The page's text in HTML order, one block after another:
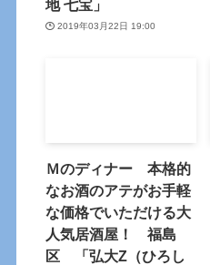
地 七宝」
2019年03月22日 19:00
Ｍのディナー 本格的
なお酒のアテがお手軽
な価格でいただける大
人気居酒屋！ 福島
区 「弘大Z（ひろし